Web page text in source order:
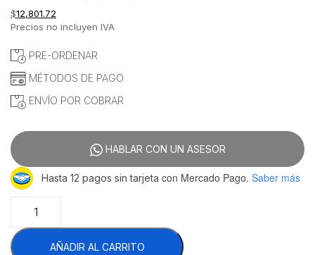
$12,801.72
Precios no incluyen IVA
PRE-ORDENAR
MÉTODOS DE PAGO
ENVÍO POR COBRAR
HABLAR CON UN ASESOR
Hasta 12 pagos sin tarjeta con Mercado Pago. Saber más
60.31.086
VMX-
AÑADIR AL CARRITO